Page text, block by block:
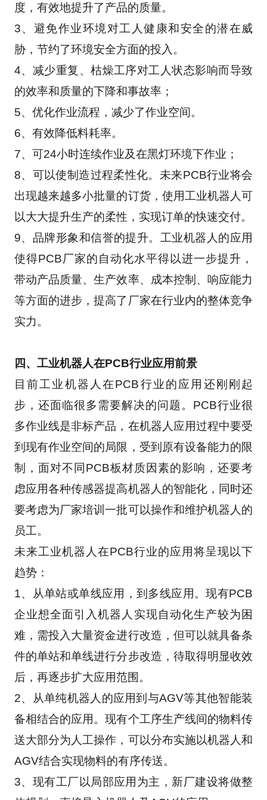
度，有效地提升了产品的质量。
3、避免作业环境对工人健康和安全的潜在威
胁，节约了环境安全方面的投入。
4、减少重复、枯燥工序对工人状态影响而导致
的效率和质量的下降和事故率；
5、优化作业流程，减少了作业空间。
6、有效降低料耗率。
7、可24小时连续作业及在黑灯环境下作业；
8、可以使制造过程柔性化。未来PCB行业将会
出现越来越多小批量的订货，使用工业机器人可
以大大提升生产的柔性，实现订单的快速交付。
9、品牌形象和信誉的提升。工业机器人的应用
使得PCB厂家的自动化水平得以进一步提升，
带动产品质量、生产效率、成本控制、响应能力
等方面的进步，提高了厂家在行业内的整体竞争
实力。
四、工业机器人在PCB行业应用前景
目前工业机器人在PCB行业的应用还刚刚起
步，还面临很多需要解决的问题。PCB行业很
多作业线是非标产品，在机器人应用过程中要受
到现有作业空间的局限，受到原有设备能力的限
制，面对不同PCB板材质因素的影响，还要考
虑应用各种传感器提高机器人的智能化，同时还
要考虑为厂家培训一批可以操作和维护机器人的
员工。
未来工业机器人在PCB行业的应用将呈现以下
趋势：
1、从单站或单线应用，到多线应用。现有PCB
企业想全面引入机器人实现自动化生产较为困
难，需投入大量资金进行改造，但可以就具备条
件的单站和单线进行分步改造，待取得明显收效
后，再逐步扩大应用范围。
2、从单纯机器人的应用到与AGV等其他智能装
备相结合的应用。现有个工序生产线间的物料传
送大部分为人工操作，可以分布实施以机器人和
AGV结合实现物料的有序传送。
3、现有工厂以局部应用为主，新厂建设将做整